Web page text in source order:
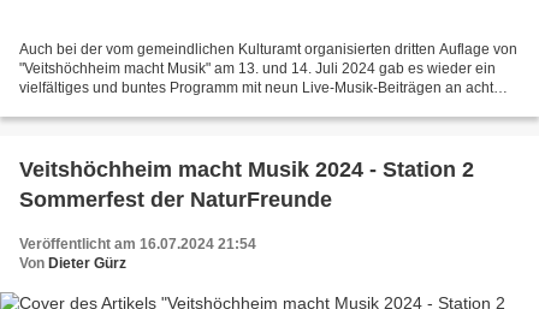
Auch bei der vom gemeindlichen Kulturamt organisierten dritten Auflage von
"Veitshöchheim macht Musik" am 13. und 14. Juli 2024 gab es wieder ein
vielfältiges und buntes Programm mit neun Live-Musik-Beiträgen an acht
Veitshöchheim macht Musik 2024 - Station 2
Sommerfest der NaturFreunde
Veröffentlicht am 16.07.2024 21:54
Von Dieter Gürz